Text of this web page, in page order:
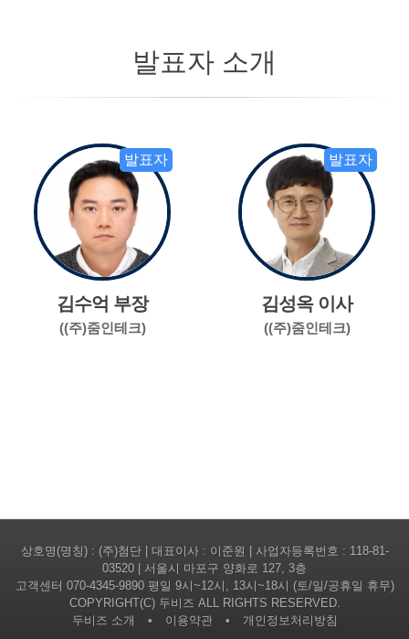
발표자 소개
발표자
김수억 부장
((주)줌인테크)
발표자
김성옥 이사
((주)줌인테크)
상호명(명칭) : (주)첨단 | 대표이사 : 이준원 | 사업자등록번호 : 118-81-
03520 | 서울시 마포구 양화로 127, 3층
고객센터 070-4345-9890평일 9시~12시, 13시~18시 (토/일/공휴일 휴무)
COPYRIGHT(C) 두비즈 ALL RIGHTS RESERVED.
두비즈 소개
• 이용약관 • 개인정보처리방침